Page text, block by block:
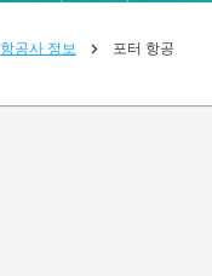
항공사 정보 포터 항공